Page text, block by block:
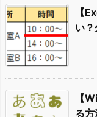
【
い？
【
る